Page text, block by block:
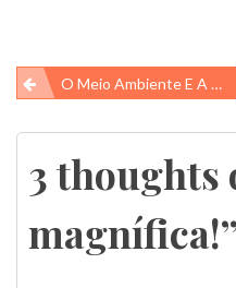
Navegação
de
Post
O Meio Ambiente E A Quarentena Devido Ao Covid-19
3 thoughts
magnífica!”